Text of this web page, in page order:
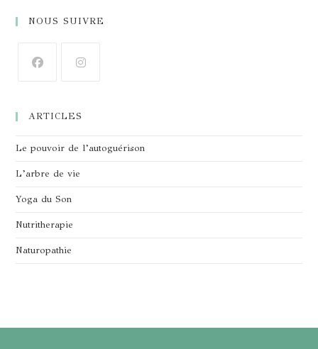
NOUS SUIVRE
un
nouvel
nouvel
ARTICLES
Le pouvoir de l’autoguérison
L’arbre de vie
Yoga du Son
Nutritherapie
Naturopathie